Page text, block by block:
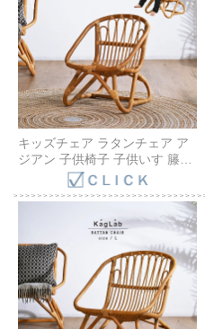
キッズチェア ラタンチェア ア
ジアン 子供椅子 子供いす 籐家
具 アジアン リゾート カフェ お
しゃれ アンティーク調 木製 椅